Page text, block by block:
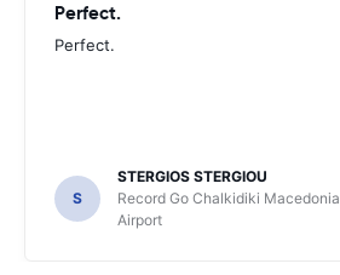
Perfect.
Perfect.
S
STERGIOS STERGIOU
Record Go Chalkidiki Macedonia
Airport